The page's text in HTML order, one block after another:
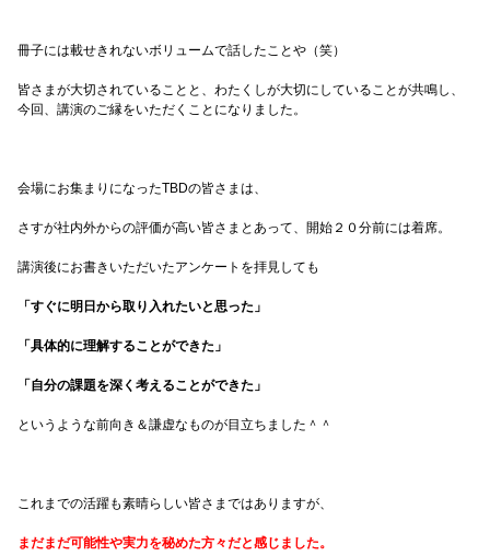
冊子には載せきれないボリュームで話したことや（笑）
皆さまが大切されていることと、わたくしが大切にしていることが共鳴し、
今回、講演のご縁をいただくことになりました。
会場にお集まりになったTBDの皆さまは、
さすが社内外からの評価が高い皆さまとあって、開始２０分前には着席。
講演後にお書きいただいたアンケートを拝見しても
「すぐに明日から取り入れたいと思った」
「具体的に理解することができた」
「自分の課題を深く考えることができた」
というような前向き＆謙虚なものが目立ちました＾＾
これまでの活躍も素晴らしい皆さまではありますが、
まだまだ可能性や実力を秘めた方々だと感じました。